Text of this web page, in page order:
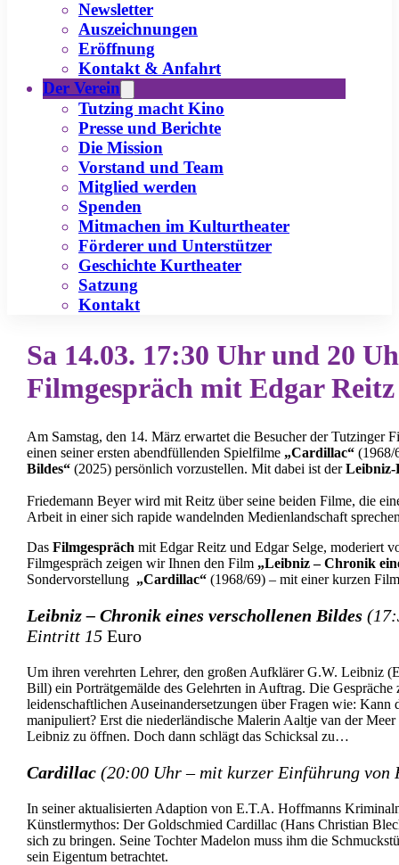
Newsletter
Auszeichnungen
Eröffnung
Kontakt & Anfahrt
Der Verein
Tutzing macht Kino
Presse und Berichte
Die Mission
Vorstand und Team
Mitglied werden
Spenden
Mitmachen im Kulturtheater
Förderer und Unterstützer
Geschichte Kurtheater
Satzung
Kontakt
Sa 14.03. 17:30 Uhr und 20
Filmgespräch mit Edgar
Am Samstag, den 14. März erwartet die Besucher der Tutzinger
einen seiner ersten abendfüllenden Spielfilme „Cardillac“ (1968/
Bildes“ (2025) persönlich vorzustellen. Mit dabei ist derLeibniz-
Friedemann Beyer wird mit Reitz über seine beiden Filme, die
Arbeit in einer sich rapide wandelnden Medienlandschaft
DasFilmgespräch mit Edgar Reitz und Edgar Selge, moderiert
Filmgespräch zeigen wir Ihnen den Film „Leibniz – Chronik
Sondervorstellung „Cardillac“ (1968/69) – mit einer kurzen
Leibniz – Chronik eines verschollenen Bildes
Eintritt 15 Euro
Um ihren verehrten Lehrer, den großen Aufklärer G.W. Leibniz
Bill) ein Porträtgemälde des Gelehrten in Auftrag. Die
leidenschaftlichen Auseinandersetzungen über Fragen wie:
manipuliert? Erst die niederländische Malerin Aaltje van der
Leibniz zu öffnen. Doch dann schlägt das Schicksal zu…
Cardillac (20:00 Uhr – mit kurzer Einführung
In seiner aktualisierten Adaption von E.T.A. Hoffmanns
Künstlermythos: Der Goldschmied Cardillac (Hans Christian
sich zu bringen. Seine Tochter Madelon muss ihm die
sein Eigentum betrachtet.